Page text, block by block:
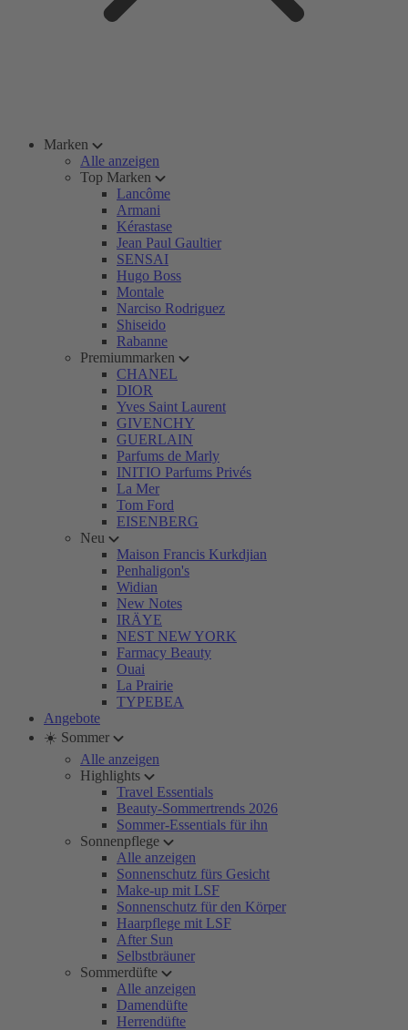
Marken
Alle anzeigen
Top Marken
Lancôme
Armani
Kérastase
Jean Paul Gaultier
SENSAI
Hugo Boss
Montale
Narciso Rodriguez
Shiseido
Rabanne
Premiummarken
CHANEL
DIOR
Yves Saint Laurent
GIVENCHY
GUERLAIN
Parfums de Marly
INITIO Parfums Privés
La Mer
Tom Ford
EISENBERG
Neu
Maison Francis Kurkdjian
Penhaligon's
Widian
New Notes
IRÄYE
NEST NEW YORK
Farmacy Beauty
Ouai
La Prairie
TYPEBEA
Angebote
☀️ Sommer
Alle anzeigen
Highlights
Travel Essentials
Beauty-Sommertrends 2026
Sommer-Essentials für ihn
Sonnenpflege
Alle anzeigen
Sonnenschutz fürs Gesicht
Make-up mit LSF
Sonnenschutz für den Körper
Haarpflege mit LSF
After Sun
Selbstbräuner
Sommerdüfte
Alle anzeigen
Damendüfte
Herrendüfte